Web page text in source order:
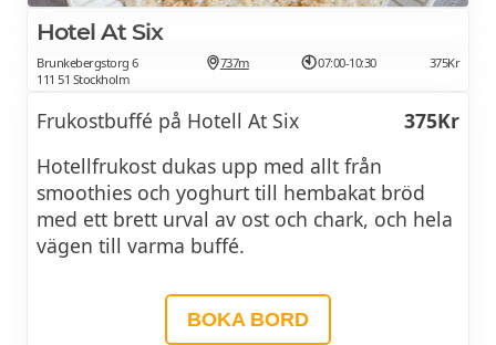
Youghurt (laktosfria alternativ finns)
Keso
Flingor och müsli
Gröt
Frön och torkad frukt
Pannkakor med sylt och grädde
Hotel At Six
Brunkebergstorg 6
111 51 Stockholm
737m 07:00-10:30 375Kr
Frukostbuffé på Hotell At Six
375Kr
Hotellfrukost dukas upp med allt från
smoothies och yoghurt till hembakat bröd
med ett brett urval av ost och chark, och hela
vägen till varma buffé.
BOKA BORD